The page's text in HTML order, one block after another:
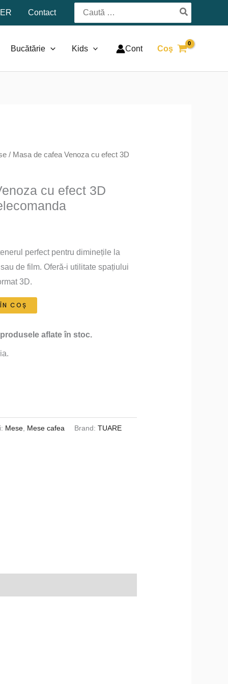
Contact
Search
for:
Bucătărie Kids Cont Coş
/ Masa de cafea Venoza cu efect 3D
cu efect 3D
lei.
perfect pentru diminețile la
de film. Oferă-i utilitate spațiului
3D.
COȘ
aflate în stoc.
Mese Mese cafea Brand:TUARE